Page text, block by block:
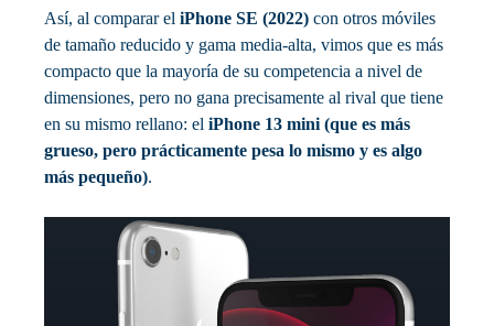
Así, al comparar el iPhone SE (2022) con otros móviles
de tamaño reducido y gama media-alta, vimos que es más
compacto que la mayoría de su competencia a nivel de
dimensiones, pero no gana precisamente al rival que tiene
en su mismo rellano: el iPhone 13 mini (que es más
grueso, pero prácticamente pesa lo mismo y es algo
más pequeño).